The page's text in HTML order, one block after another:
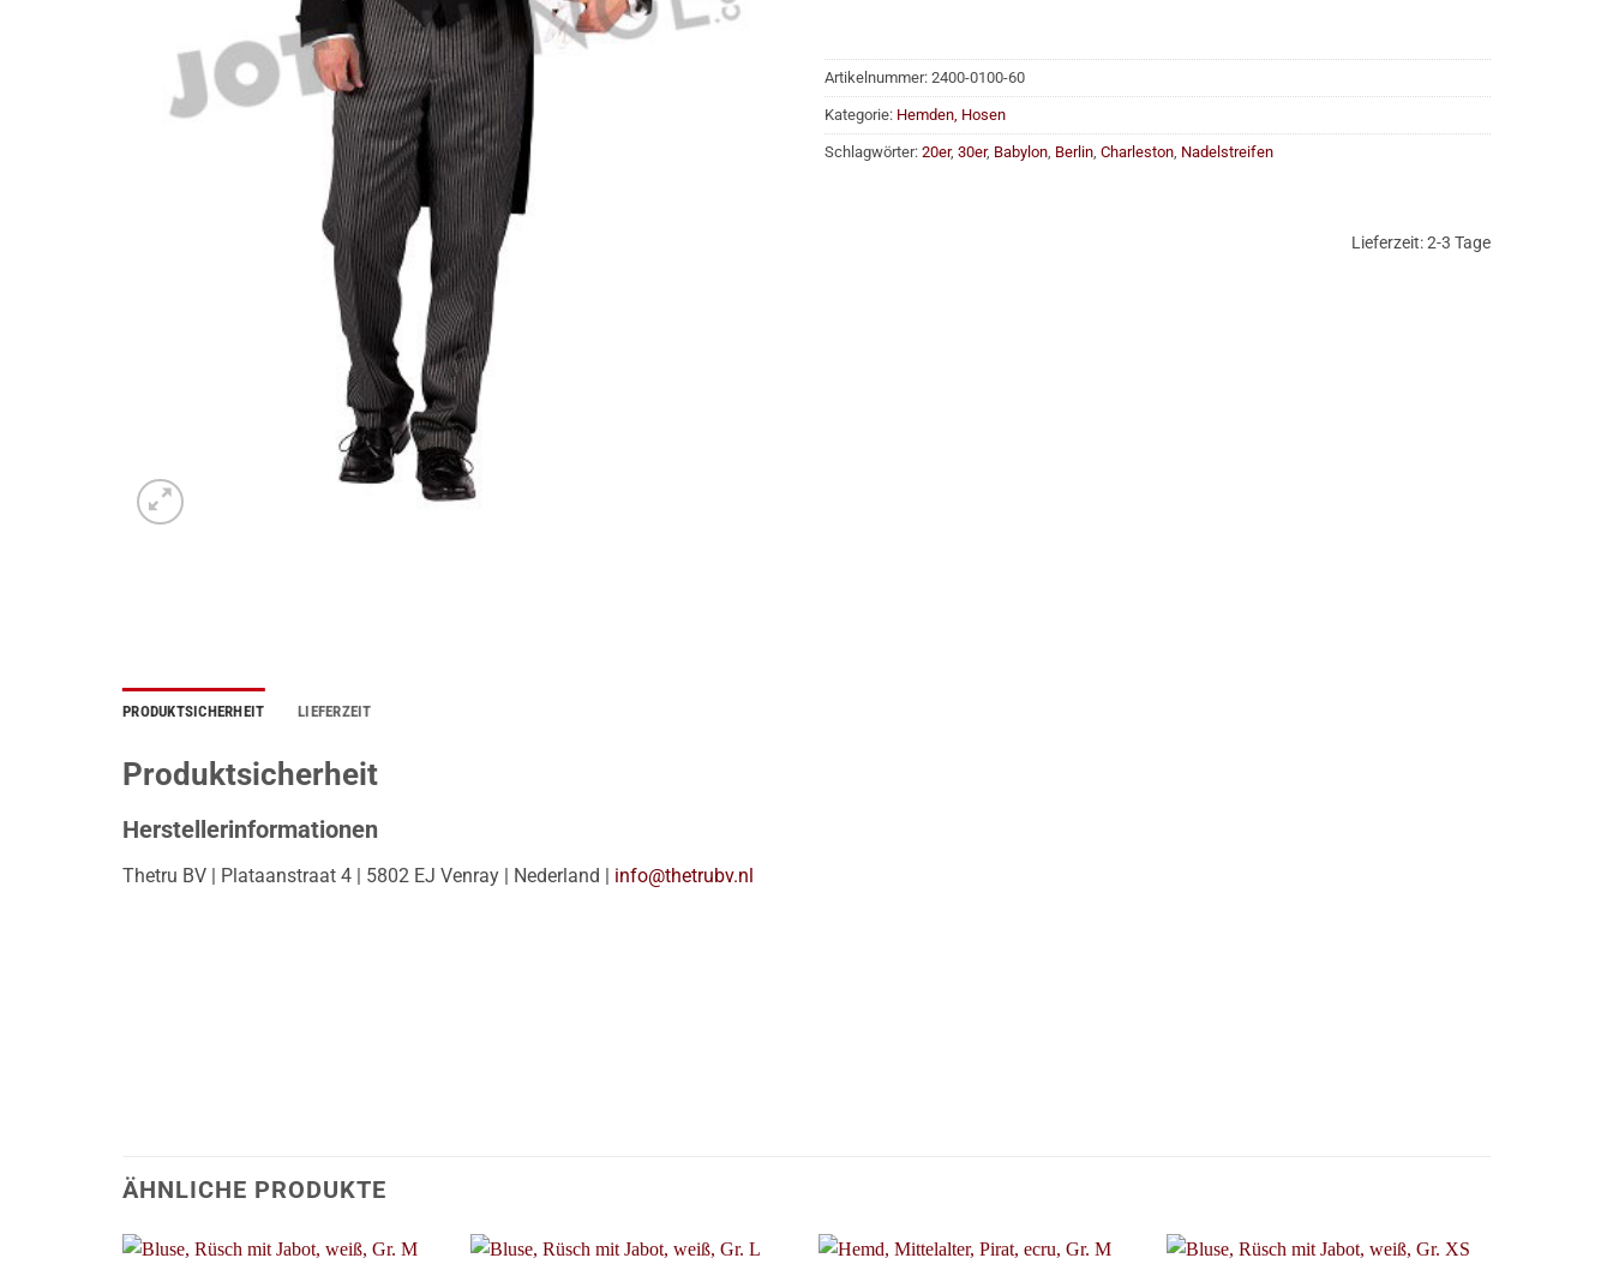
Artikelnummer: 2400-0100-60
Kategorie: Hemden, Hosen
Schlagwörter: 20er, 30er, Babylon, Berlin, Charleston, Nadelstreifen
Lieferzeit:2-3 Tage
PRODUKTSICHERHEIT LIEFERZEIT
Produktsicherheit
Herstellerinformationen
Thetru BV | Plataanstraat 4 | 5802 EJ Venray | Nederland | info@thetrubv.nl
ÄHNLICHE PRODUKTE